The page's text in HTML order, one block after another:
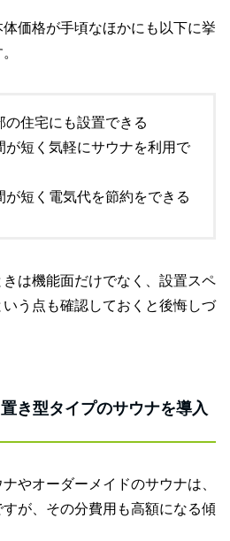
価格が手頃なほかにも以下に挙
住宅にも設置できる
が短く気軽にサウナを利用で
が短く電気代を節約をできる
は機能面だけでなく、設置スペ
う点も確認しておくと後悔しづ
き型タイプのサウナを導入
やオーダーメイドのサウナは、
が、その分費用も高額になる傾